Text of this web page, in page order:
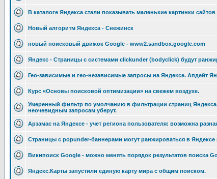
В каталоге Яндекса стали показывать маленькие картинки сайтов
Новый алгоритм Яндекса - Снежинск
новый поисковый движок Google - www2.sandbox.google.com
Яндекс - Страницы с системами clickunder (bodyclick) будут
Гео-зависимые и гео-независимые запросы на Яндексе. Апдейт
Курс «Основы поисковой оптимизации» на свежем воздухе.
Умеренный фильтр по умолчанию в фильтрации страниц
неочевидным запросам уберут.
Арзамас на Яндексе - учет региона пользователя: возможна
Страницы с popunder-баннерами могут ранжироваться в Яндексе
Википоиск Google - можно менять порядок результатов поиска
Яндекс.Карты запустили единую карту мира с общим поиском.